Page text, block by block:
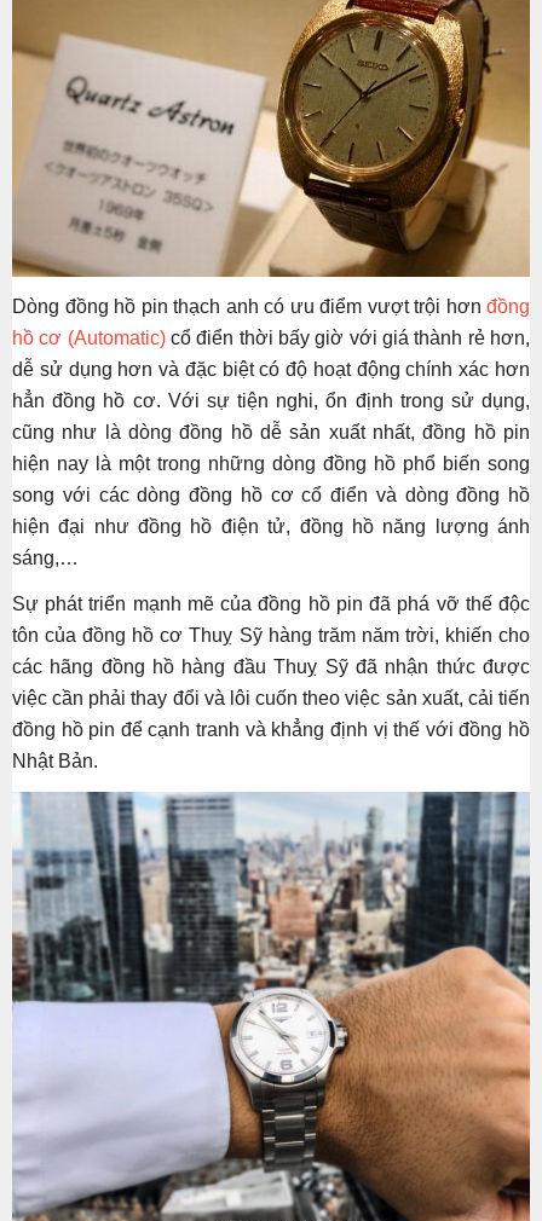
Dòng đồng hồ pin thạch anh có ưu điểm vượt trội hơn đồng
hồ cơ (Automatic)cổ điển thời bấy giờ với giá thành rẻ hơn,
dễ sử dụng hơn và đặc biệt có độ hoạt động chính xác hơn
hẳn đồng hồ cơ. Với sự tiện nghi, ổn định trong sử dụng,
cũng như là dòng đồng hồ dễ sản xuất nhất, đồng hồ pin
hiện nay là một trong những dòng đồng hồ phổ biến song
song với các dòng đồng hồ cơ cổ điển và dòng đồng hồ
hiện đại như đồng hồ điện tử, đồng hồ năng lượng ánh
sáng,…
Sự phát triển mạnh mẽ của đồng hồ pin đã phá vỡ thế độc
tôn của đồng hồ cơ Thuỵ Sỹ hàng trăm năm trời, khiến cho
các hãng đồng hồ hàng đầu Thuỵ Sỹ đã nhận thức được
việc cần phải thay đổi và lôi cuốn theo việc sản xuất, cải tiến
đồng hồ pin để cạnh tranh và khẳng định vị thế với đồng hồ
Nhật Bản.